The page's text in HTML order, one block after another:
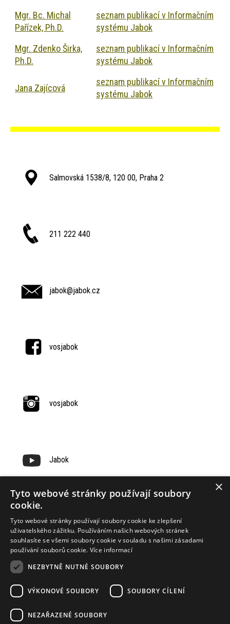
Mgr. Bc. Michal
Pařízek, Ph.D.
seznam publikací v Informačním
systému Jabok
Mgr. Zdenko Širka,
Ph.D.
seznam publikací v Informačním
systému Jabok
Jana Zajícová
seznam publikací v Informačním
systému Jabok
Hlavní
Salmovská 1538/8, 120 00, Praha 2
211 222 440
jabok@jabok.cz
vosjabok
vosjabok
Jabok
Наші спонсори
×
Tyto webové stránky používají soubory
cookie.
Tyto webové stránky používají soubory cookie ke zlepšení
uživatelského zážitku. Používáním našich webových stránek
souhlasíte se všemi soubory cookie v souladu s našimi zásadami
používání souborů cookie. Více informací
NEZBYTNĚ NUTNÉ SOUBORY
VÝKONOVÉ SOUBORY SOUBORY CÍLENÍ
NEZAŘAZENÉ SOUBORY